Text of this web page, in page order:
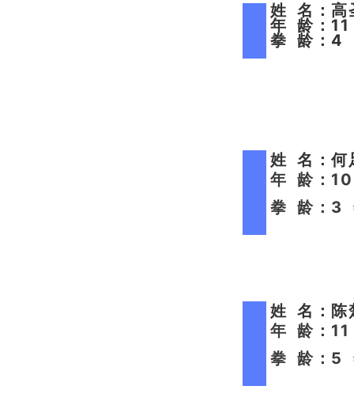
姓 名：
年 龄：
拳 龄：4
姓 名：
年 龄：
拳 龄：3
姓 名：
年 龄：
拳 龄：5